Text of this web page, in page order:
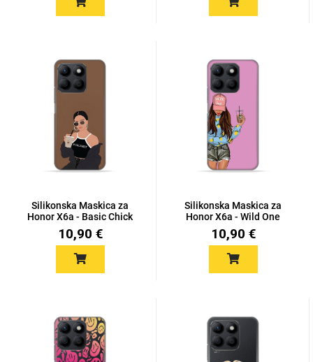
Silikonska Maskica za
Honor X6a - Basic Chick
10,90 €
Silikonska Maskica za
Honor X6a - Wild One
10,90 €